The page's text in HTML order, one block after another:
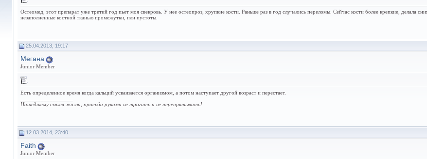
Остеомед, этот препарат уже третий год пьет моя свекровь. У нее остеопроз, хрупкие кости. Раньше раз в год случались переломы. Сейчас кости более крепкие, делала
незаполненные костной тканью промежутки, или пустоты.
25.04.2013, 19:17
Мегана
Junior Member
Есть определенное время когда кальций усваивается организмом, а потом наступает другой возраст и перестает.
Нашедшему смысл жизни, просьба руками не трогать и не перепрятывать!
12.03.2014, 23:40
Faith
Junior Member